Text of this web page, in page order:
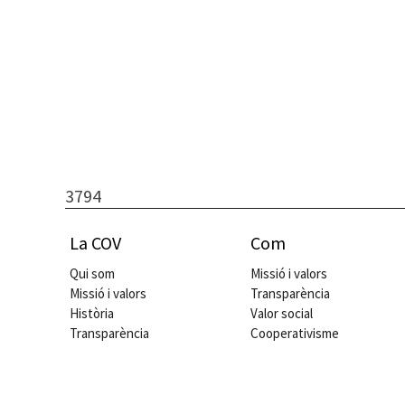
3794
La COV
Qui som
Missió i valors
Història
Transparència
Com
Missió i valors
Transparència
Valor social
Cooperativisme